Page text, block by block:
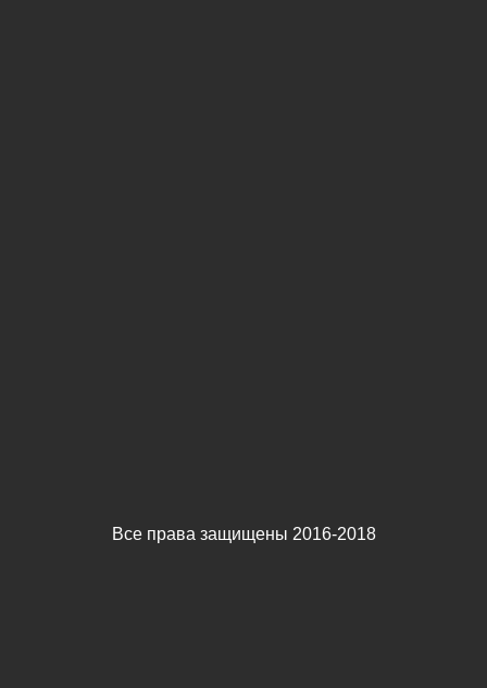
Все права защищены 2016-2018